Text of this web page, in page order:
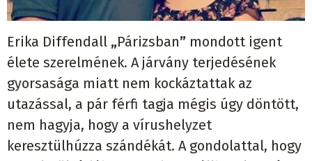
Erika Diffendall „Párizsban” mondott igent
élete szerelmének. A járvány terjedésének
gyorsasága miatt nem kockáztattak az
utazással, a pár férfi tagja mégis úgy döntött,
nem hagyja, hogy a vírushelyzet
keresztülhúzza szándékát. A gondolattal, hogy